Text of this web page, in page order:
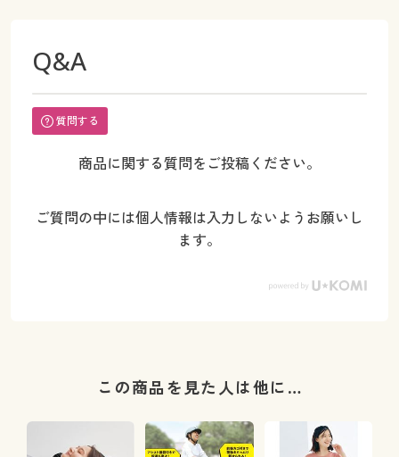
Q&A
質問する
商品に関する質問をご投稿ください。
ご質問の中には個人情報は入力しないようお願いし
ます。
この商品を見た人は他に…